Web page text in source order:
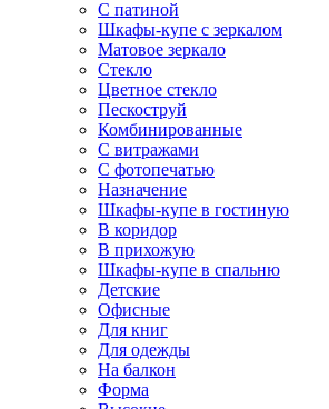
С патиной
Шкафы-купе с зеркалом
Матовое зеркало
Стекло
Цветное стекло
Пескоструй
Комбинированные
С витражами
С фотопечатью
Назначение
Шкафы-купе в гостиную
В коридор
В прихожую
Шкафы-купе в спальню
Детские
Офисные
Для книг
Для одежды
На балкон
Форма